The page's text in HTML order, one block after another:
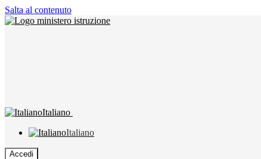
Salta al contenuto
Italiano
Italiano
Accedi